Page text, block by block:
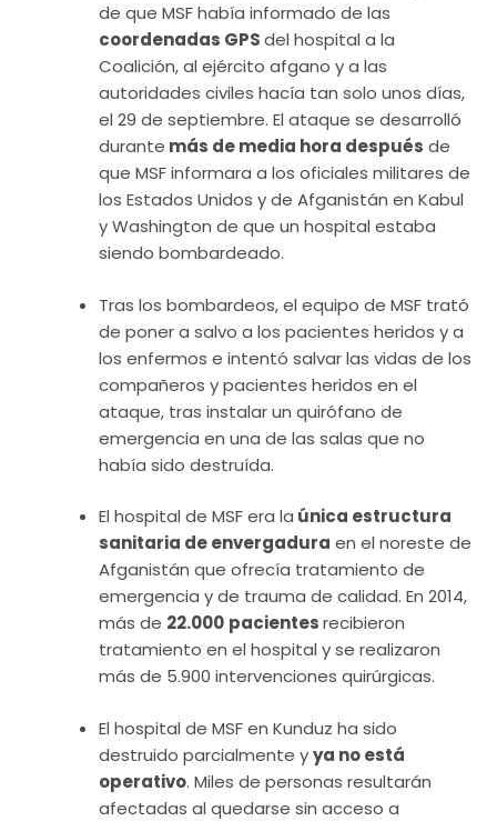
de que MSF había informado de las
coordenadas GPSdel hospital a la
Coalición, al ejército afgano y a las
autoridades civiles hacía tan solo unos días,
el 29 de septiembre. El ataque se desarrolló
durante más de media hora después de
que MSF informara a los oficiales militares de
los Estados Unidos y de Afganistán en Kabul
y Washington de que un hospital estaba
siendo bombardeado.
Tras los bombardeos, el equipo de MSF trató
de poner a salvo a los pacientes heridos y a
los enfermos e intentó salvar las vidas de los
compañeros y pacientes heridos en el
ataque, tras instalar un quirófano de
emergencia en una de las salas que no
había sido destruída.
El hospital de MSF era la única estructura
sanitaria de envergadura en el noreste de
Afganistán que ofrecía tratamiento de
emergencia y de trauma de calidad. En 2014,
más de 22.000 pacientesrecibieron
tratamiento en el hospital y se realizaron
más de 5.900 intervenciones quirúrgicas.
El hospital de MSF en Kunduz ha sido
destruido parcialmente yya no está
operativo. Miles de personas resultarán
afectadas al quedarse sin acceso a